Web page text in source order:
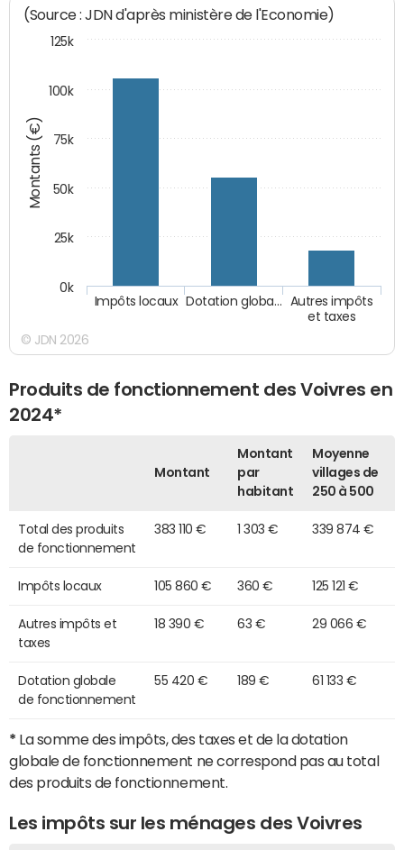
Montants (€)
(Source : JDN d'après ministère de l'Economie)
Autres impôts
et taxes
Dotation globa…
Impôts locaux
0k
25k
50k
75k
100k
125k
© JDN 2026
Produits de fonctionnement des Voivres en
2024*
Montant
Montant
par
habitant
Moyenne
villages de
250 à 500
Total des produits
de fonctionnement
383 110 € 1 303 € 339 874 €
Impôts locaux 105 860 € 360 € 125 121 €
Autres impôts et
taxes
18 390 € 63 € 29 066 €
Dotation globale
de fonctionnement
55 420 € 189 € 61 133 €
* La somme des impôts, des taxes et de la dotation
globale de fonctionnement ne correspond pas au total
des produits de fonctionnement.
Les impôts sur les ménages des Voivres